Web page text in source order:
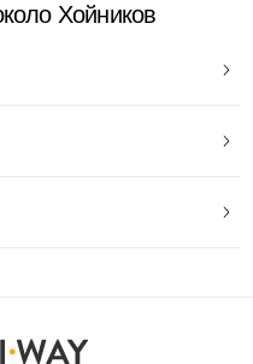
Хойников